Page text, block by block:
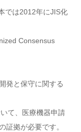
では2012年にJIS化
Consensus
発と保守に関する
て、医療機器申請
証拠が必要です。